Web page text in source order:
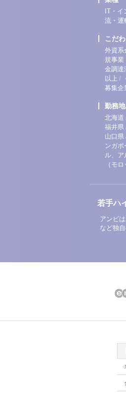
IT・
流・運
こだ
外資系
規事業
金調達
以上 /
募集企
勤務地
北海道
福井県
山口県
ンガポ
ル、ア
（モ
若手ハ
アンビ
など独